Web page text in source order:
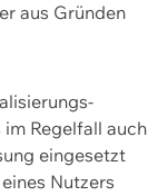
aus Gründen
Regelfall auch
eingesetzt
Nutzers